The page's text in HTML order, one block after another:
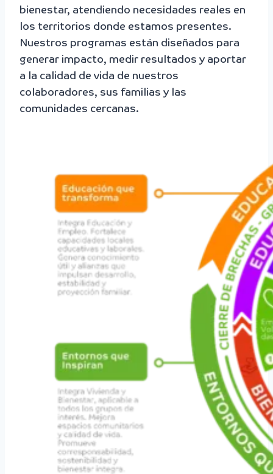
bienestar, atendiendo necesidades reales en
los territorios donde estamos presentes.
Nuestros programas están diseñados para
generar impacto, medir resultados y aportar
a la calidad de vida de nuestros
colaboradores, sus familias y las
comunidades cercanas.